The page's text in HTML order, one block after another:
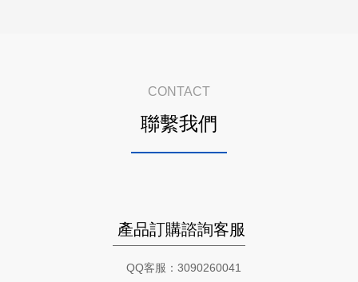
CONTACT
聯繫我們
產品訂購諮詢客服
QQ客服：3090260041